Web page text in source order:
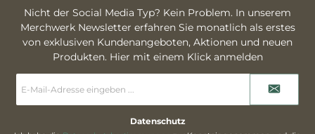
Nicht der Social Media Typ? Kein Problem. In unserem
Merchwerk Newsletter erfahren Sie monatlich als erstes
von exklusiven Kundenangeboten, Aktionen und neuen
Produkten. Hier mit einem Klick anmelden
Mail-
*
Datenschutz